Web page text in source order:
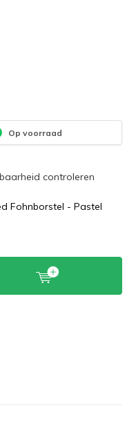
Op voorraad
controleren
Fohnborstel ​- Pastel